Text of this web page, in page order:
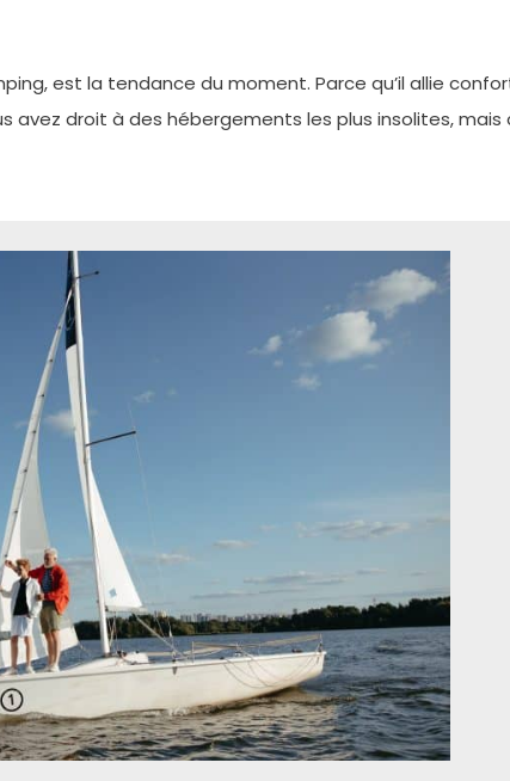
est la tendance du moment. Parce qu’il allie
avez droit à des hébergements les plus insolites,